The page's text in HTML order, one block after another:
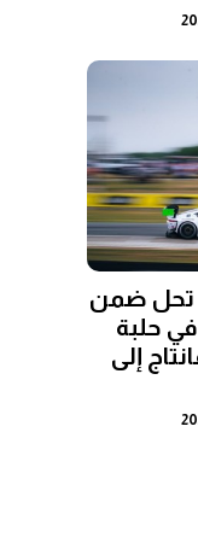
تحل ضمن
في حلبة
إلى